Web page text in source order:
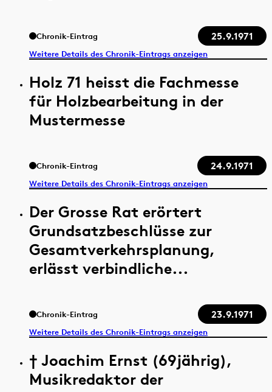
Chronik-Eintrag 25.9.1971
Weitere Details des Chronik-Eintrags anzeigen
Holz 71 heisst die Fachmesse
für Holzbearbeitung in der
Mustermesse
Chronik-Eintrag 24.9.1971
Weitere Details des Chronik-Eintrags anzeigen
Der Grosse Rat erörtert
Grundsatzbeschlüsse zur
Gesamtverkehrsplanung,
erlässt verbindliche...
Chronik-Eintrag 23.9.1971
Weitere Details des Chronik-Eintrags anzeigen
† Joachim Ernst (69jährig),
Musikredaktor der